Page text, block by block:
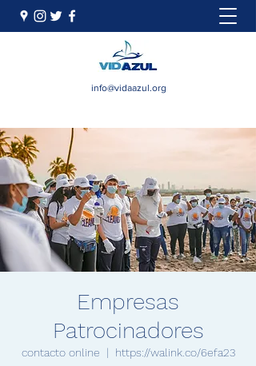
info@vidaazul.org
Empresas
Patrocinadores
contacto online
  |
https://walink.co/6efa23